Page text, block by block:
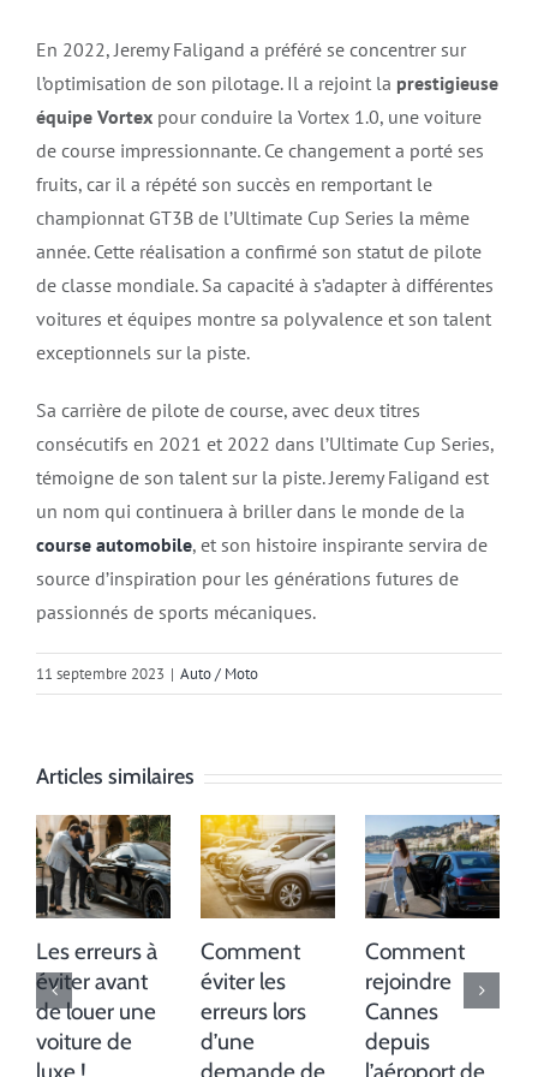
En 2022, Jeremy Faligand a préféré se concentrer sur
l’optimisation de son pilotage. Il a rejoint la prestigieuse
équipe Vortex pour conduire la Vortex 1.0, une voiture
de course impressionnante. Ce changement a porté ses
fruits, car il a répété son succès en remportant le
championnat GT3B de l’Ultimate Cup Series la même
année. Cette réalisation a confirmé son statut de pilote
de classe mondiale. Sa capacité à s’adapter à différentes
voitures et équipes montre sa polyvalence et son talent
exceptionnels sur la piste.
Sa carrière de pilote de course, avec deux titres
consécutifs en 2021 et 2022 dans l’Ultimate Cup Series,
témoigne de son talent sur la piste. Jeremy Faligand est
un nom qui continuera à briller dans le monde de la
course automobile, et son histoire inspirante servira de
source d’inspiration pour les générations futures de
passionnés de sports mécaniques.
11 septembre 2023 | Auto / Moto
Articles similaires
Les erreurs à
éviter avant
de louer une
voiture de
Comment
éviter les
erreurs lors
d’une
Comment
rejoindre
Cannes
depuis